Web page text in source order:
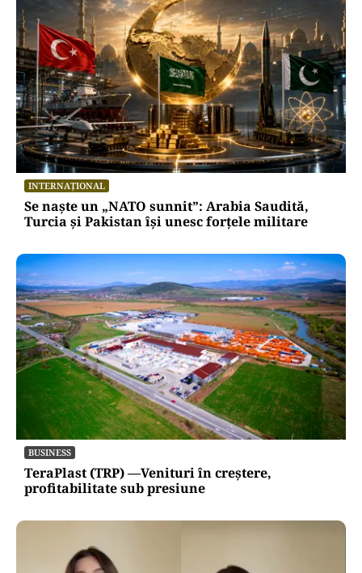
INTERNAȚIONAL
Se naște un „NATO sunnit”: Arabia Saudită,
Turcia și Pakistan își unesc forțele militare
BUSINESS
TeraPlast (TRP) —Venituri în creștere,
profitabilitate sub presiune